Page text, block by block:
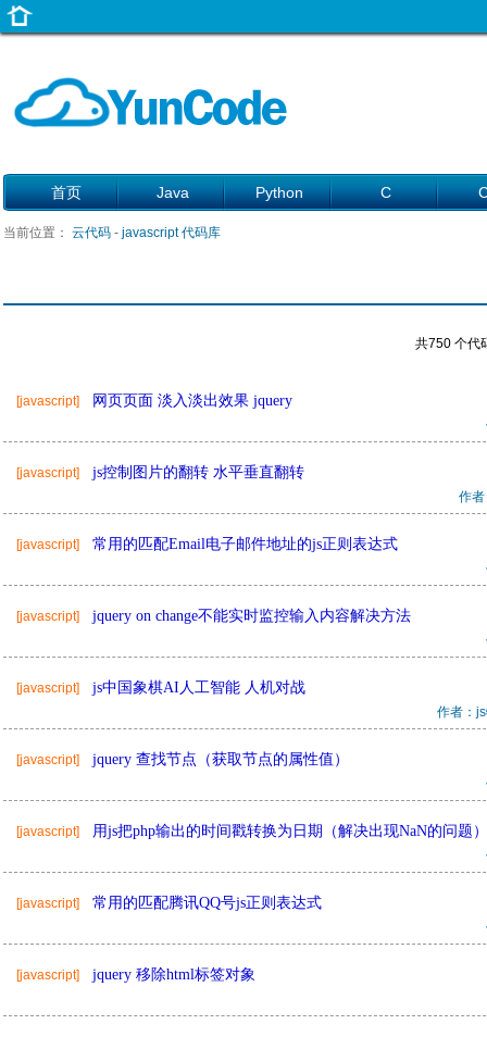
首页 Java Python C
当前位置： 云代码 - javascript 代码库
共750 个代
[javascript] 网页页面 淡入淡出效果 jquery
[javascript] js控制图片的翻转 水平垂直翻转
作
[javascript] 常用的匹配Email电子邮件地址的js正则表达式
[javascript] jquery on change不能实时监控输入内容解决方法
[javascript] js中国象棋AI人工智能 人机对战
作者：
[javascript] jquery 查找节点（获取节点的属性值）
[javascript] 用js把php输出的时间戳转换为日期（解决出现NaN的问题）
[javascript] 常用的匹配腾讯QQ号js正则表达式
[javascript] jquery 移除html标签对象